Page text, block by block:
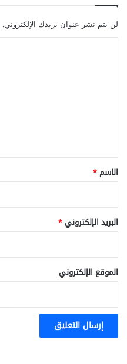
لن يتم نشر عنوان بريدك الإلكتروني.
*
الاسم*
البريد الإلكتروني*
الموقع الإلكتروني